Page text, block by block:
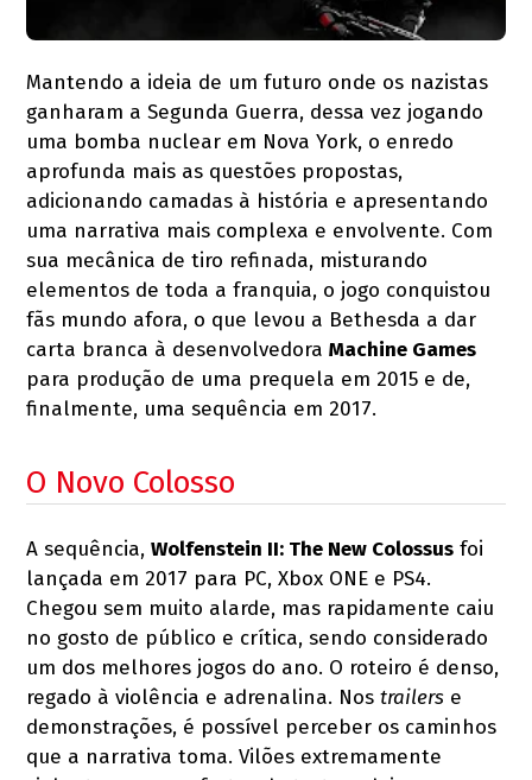
Mantendo a ideia de um futuro onde os nazistas
ganharam a Segunda Guerra, dessa vez jogando
uma bomba nuclear em Nova York, o enredo
aprofunda mais as questões propostas,
adicionando camadas à história e apresentando
uma narrativa mais complexa e envolvente. Com
sua mecânica de tiro refinada, misturando
elementos de toda a franquia, o jogo conquistou
fãs mundo afora, o que levou a Bethesda a dar
carta branca à desenvolvedoraMachine Games
para produção de uma prequela em 2015 e de,
finalmente, uma sequência em 2017.
O Novo Colosso
A sequência,Wolfenstein II: The New Colossus foi
lançada em 2017 para PC, Xbox ONE e PS4.
Chegou sem muito alarde, mas rapidamente caiu
no gosto de público e crítica, sendo considerado
um dos melhores jogos do ano. O roteiro é denso,
regado à violência e adrenalina. Nostrailers e
demonstrações, é possível perceber os caminhos
que a narrativa toma. Vilões extremamente